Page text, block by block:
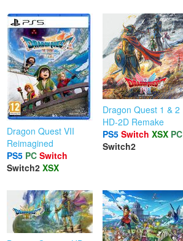
Dragon Quest VII
Reimagined
PS5 PC Switch
Switch2 XSX
Dragon Quest 1 & 2
HD-2D Remake
PS5 Switch XSX PC
Switch2